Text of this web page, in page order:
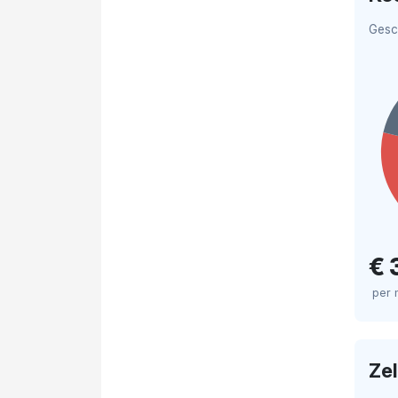
€
per